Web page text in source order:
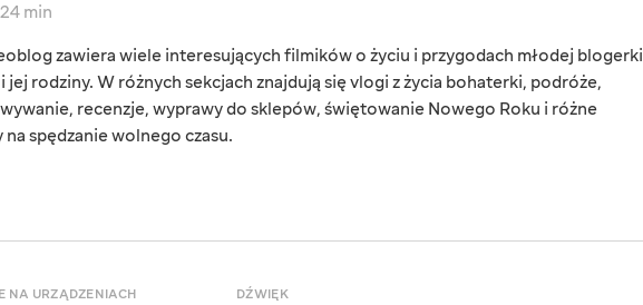
24 min
zawiera wiele interesujących filmików o życiu i przygodach młodej blogerki
jej rodziny. W różnych sekcjach znajdują się vlogi z życia bohaterki, podróże,
recenzje, wyprawy do sklepów, świętowanie Nowego Roku i różne
na spędzanie wolnego czasu.
NA URZĄDZENIACH
DŹWIĘK